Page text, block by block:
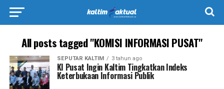
All posts tagged "KOMISI INFORMASI PUSAT"
SEPUTAR KALTIM 3 tahun ago
KI Pusat Ingin Kaltim Tingkatkan Indeks
Keterbukaan Informasi Publik